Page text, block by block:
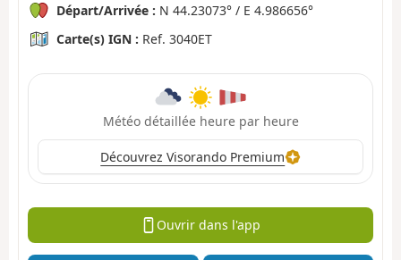
Départ/Arrivée : N 44.23073° / E 4.986656°
Carte(s) IGN : Ref. 3040ET
Météo détaillée heure par heure
Découvrez Visorando Premium
Ouvrir dans l'app